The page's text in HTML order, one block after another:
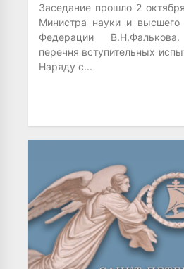
Заседание прошло 2
Министра науки и высшего
Федерации
перечня вступительных
Наряду с...